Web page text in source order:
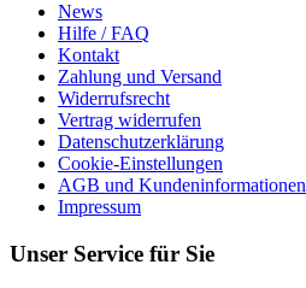
News
Hilfe / FAQ
Kontakt
Zahlung und Versand
Widerrufsrecht
Vertrag widerrufen
Datenschutzerklärung
Cookie-Einstellungen
AGB und Kundeninformationen
Impressum
Unser Service für Sie